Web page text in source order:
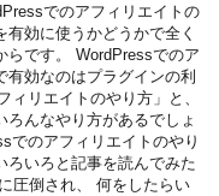
でのアフィリエイトの
効に使うかどうかで全く
らです。 WordPressでのア
有効なのはプラグインの利
ィリエイトのやり方」と、
ろんなやり方があるでしょ
でのアフィリエイトのやり
ろいろと記事を読んでみた
圧倒され、 何をしたらい